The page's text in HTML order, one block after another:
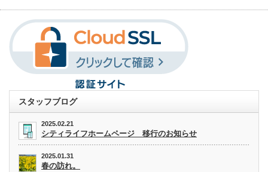
スタッフブログ
2025.02.21
シティライフホームページ 移行のお知らせ
2025.01.31
春の訪れ。